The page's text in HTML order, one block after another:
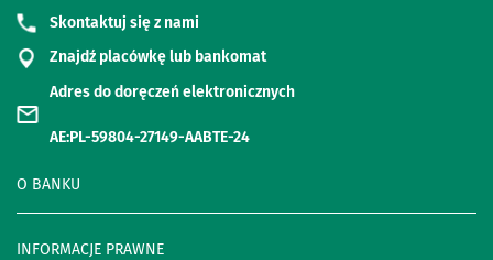
O BANKU
INFORMACJE PRAWNE
Skontaktuj się z nami
Znajdź placówkę lub bankomat
Adres do doręczeń elektronicznych
AE:PL-59804-27149-AABTE-24